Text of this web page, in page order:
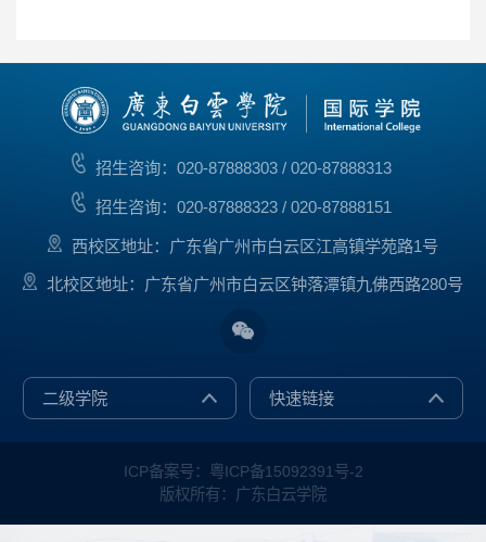
招生咨询：020-87888303 / 020-87888313
招生咨询：020-87888323 / 020-87888151
西校区地址：广东省广州市白云区江高镇学苑路1号
北校区地址：广东省广州市白云区钟落潭镇九佛西路280号
二级学院 快速链接
ICP备案号：粤ICP备15092391号-2
版权所有：广东白云学院